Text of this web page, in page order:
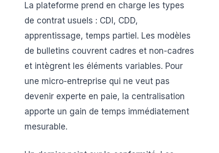
La plateforme prend en charge les types
de contrat usuels : CDI, CDD,
apprentissage, temps partiel. Les modèles
de bulletins couvrent cadres et non-cadres
et intègrent les éléments variables. Pour
une micro-entreprise qui ne veut pas
devenir experte en paie, la centralisation
apporte un gain de temps immédiatement
mesurable.